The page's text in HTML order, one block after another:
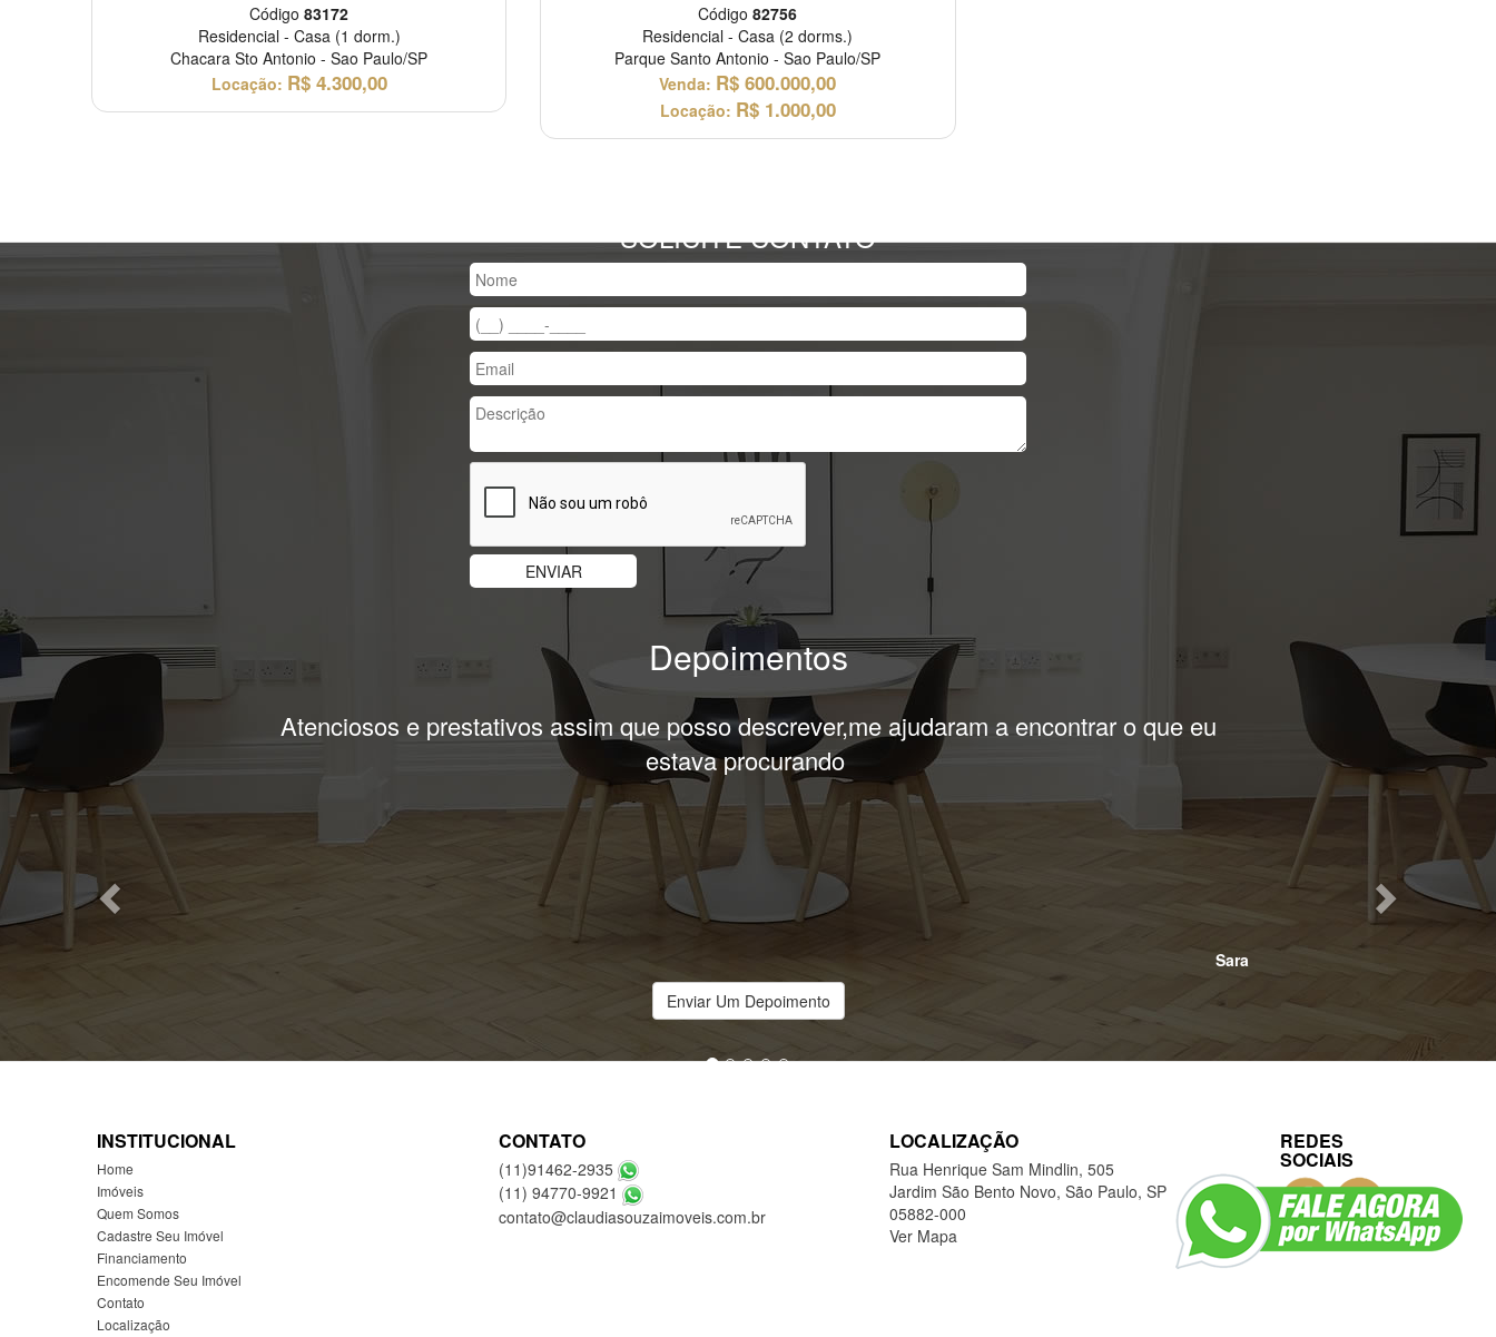
Código83172
Residencial - Casa (1 dorm.)
Chacara Sto Antonio -Sao Paulo/SP
Locação: R$ 4.300,00
Código82756
Residencial -Casa (2 dorms.)
Parque Santo Antonio -Sao Paulo/SP
Venda: R$600.000,00
Locação: R$ 1.000,00
SOLICITE CONTATO
Depoimentos
Melhor atendimento,super solicitos em me ajudar,só tenho a agradecer a essa imobiliária
obrigado!
Stefani
Previous
Enviar Um Depoimento
Contato
Localização
(11) 94770-9921
contato@claudiasouzaimoveis.com.br
Jardim São Bento Novo, São Paulo, SP
SOCIAIS
Acessos: 4913 Criação de Sites –Admin